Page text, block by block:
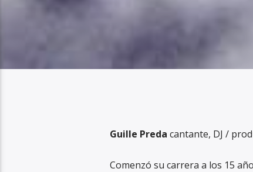
Guille Preda cantante, DJ /
Comenzó su carrera a los 15